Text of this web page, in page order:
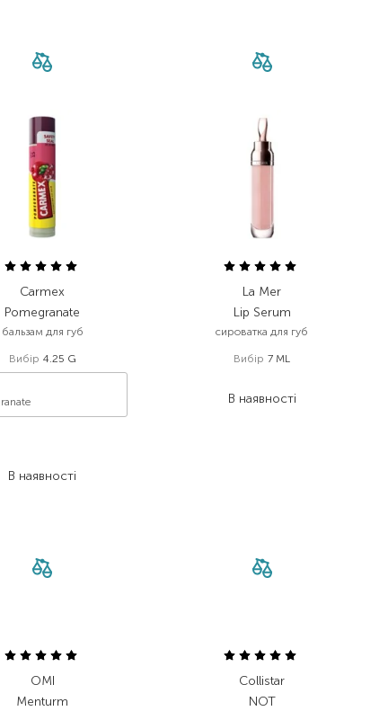
Carmex
Pomegranate
бальзам для губ
Вибір 4.25 G
В наявності
La Mer
Lip Serum
сироватка для губ
Вибір 7 ML
В наявності
OMI
Menturm
Collistar
NOT